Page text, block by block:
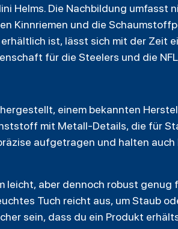
Helms. Die Nachbildung umfasst
Kinnriemen und die
ist, lässt sich mit der Zeit
für die Steelers und die
einem bekannten
mit Metall-Details, die für
aufgetragen und halten
leicht, aber dennoch robust
Tuch reicht aus, um Staub
sein, dass du ein Produkt